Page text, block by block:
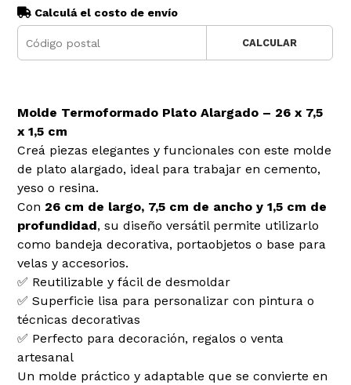
Calculá el costo de envío
CALCULAR
Molde Termoformado Plato Alargado – 26 x 7,5
x 1,5 cm
Creá piezas elegantes y funcionales con este molde
de plato alargado, ideal para trabajar en cemento,
yeso o resina.
Con 26 cm de largo, 7,5 cm de ancho y 1,5 cm de
profundidad, su diseño versátil permite utilizarlo
como bandeja decorativa, portaobjetos o base para
velas y accesorios.
✅ Reutilizable y fácil de desmoldar
✅ Superficie lisa para personalizar con pintura o
técnicas decorativas
✅ Perfecto para decoración, regalos o venta
artesanal
Un molde práctico y adaptable que se convierte en